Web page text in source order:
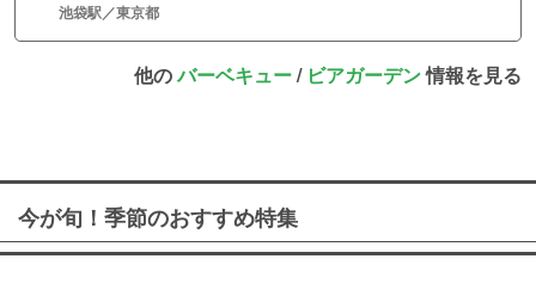
池袋駅／東京都
他のバーベキュー/ ビアガーデン情報を見る
今が旬！季節のおすすめ特集